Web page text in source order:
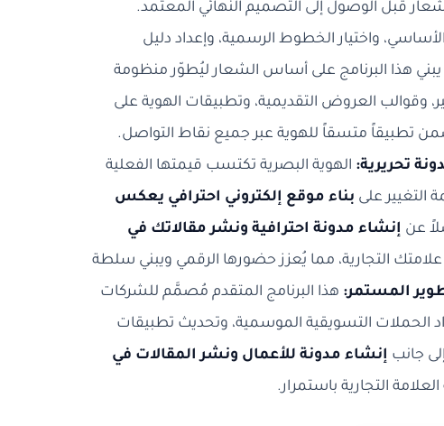
قبل الوصول إلى التصميم النهائي المعتمد.
واختيار الخطوط الرسمية، وإعداد دليل
يبني هذا البرنامج على أساس الشعار ليُطوّر منظومة
وقوالب العروض التقديمية، وتطبيقات الهوية على
تطبيقاً متسقاً للهوية عبر جميع نقاط التواصل.
تحريرية: الهوية البصرية تكتسب قيمتها الفعلية
التغيير على بناء موقع إلكتروني احترافي يعكس
عن إنشاء مدونة احترافية ونشر مقالاتك في
التجارية، مما يُعزز حضورها الرقمي ويبني سلطة
المستمر: هذا البرنامج المتقدم مُصمَّم للشركات
الحملات التسويقية الموسمية، وتحديث تطبيقات
جانب إنشاء مدونة للأعمال ونشر المقالات في
التجارية باستمرار.